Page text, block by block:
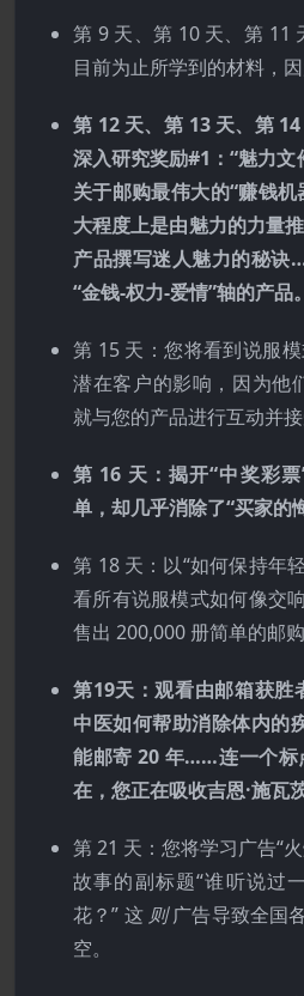
第 9 天、第 10 天、第 11
目前为止所学到的材料，
第 12 天、第 13 天、第
深入研究奖励#1：“魅力
关于邮购最伟大的“赚钱
大程度上是由魅力的力量
产品撰写迷人魅力的秘
“金钱-权力-爱情”轴的产品。
第 15 天：您将看到说服
潜在客户的影响，因为他
就与您的产品进行互动并接
第 16 天：揭开“中奖彩
单，却几乎消除了“买家的
第 18 天：以“如何保持年
看所有说服模式如何像交
售出 200,000 册简单的邮购
第19天：观看由邮箱获胜
中医如何帮助消除体内的
能邮寄 20 年……连一个标
在，您正在吸收吉恩·施瓦
第 21 天：您将学习广告“
故事的副标题“谁听说过
花？” 这 则广告导致全国
空。